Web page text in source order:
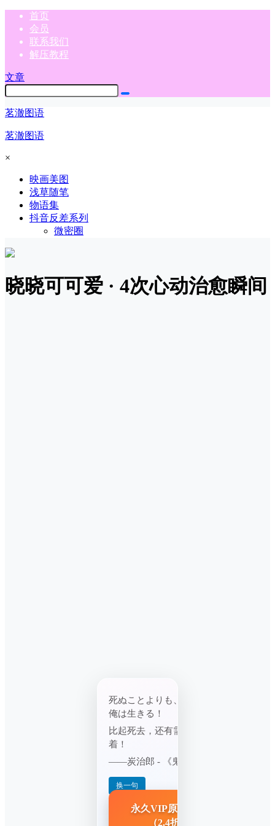
首页
会员
联系我们
解压教程
文章
茗澈图语
茗澈图语
×
映画美图
浅草随笔
物语集
抖音反差系列
微密圈
晓晓可可爱 · 4次心动治愈瞬间
死ぬことよりも、守るべきものがある
俺は生きる！
比起死去，还有需要守护的东西，所以
着！
——炭治郎 - 《鬼灭之刃》
换一句
永久VIP原价